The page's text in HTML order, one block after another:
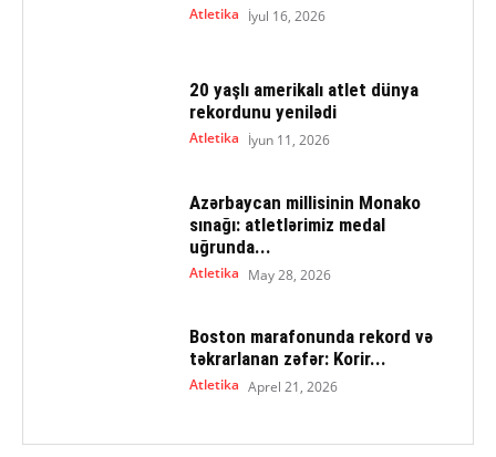
Atletika İyul 16, 2026
20 yaşlı amerikalı atlet dünya
rekordunu yenilədi
Atletika İyun 11, 2026
Azərbaycan millisinin Monako
sınağı: atletlərimiz medal
uğrunda...
Atletika May 28, 2026
Boston marafonunda rekord və
təkrarlanan zəfər: Korir...
Atletika Aprel 21, 2026